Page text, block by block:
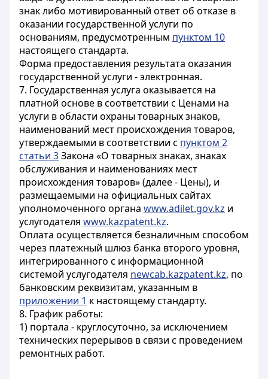
знак либо мотивированный ответ об отказе в
оказании государственной услуги по
основаниям, предусмотренным пунктом 10
настоящего стандарта.
Форма предоставления результата оказания
государственной услуги - электронная.
7. Государственная услуга оказывается на
платной основе в соответствии с Ценами на
услуги в области охраны товарных знаков,
наименований мест происхождения товаров,
утверждаемыми в соответствии с пунктом 2
статьи 3Закона «О товарных знаках, знаках
обслуживания и наименованиях мест
происхождения товаров» (далее - Цены), и
размещаемыми на официальных сайтах
уполномоченного органа www.adilet.gov.kz и
услугодателя www.kazpatent.kz.
Оплата осуществляется безналичным способом
через платежный шлюз банка второго уровня,
интегрированного c информационной
системой услугодателя newcab.kazpatent.kz, по
банковским реквизитам, указанным в
приложении 1 к настоящему стандарту.
8. График работы:
1) портала - круглосуточно, за исключением
технических перерывов в связи с проведением
ремонтных работ.